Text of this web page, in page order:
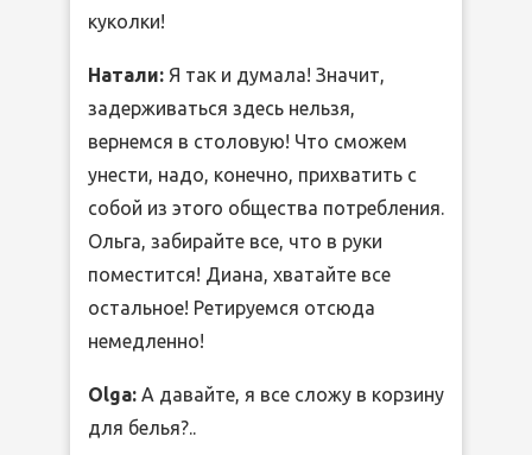
куколки!
Натали: Я так и думала! Значит,
задерживаться здесь нельзя,
вернемся в столовую! Что сможем
унести, надо, конечно, прихватить с
собой из этого общества потребления.
Ольга, забирайте все, что в руки
поместится! Диана, хватайте все
остальное! Ретируемся отсюда
немедленно!
Olga: А давайте, я все сложу в корзину
для белья?..